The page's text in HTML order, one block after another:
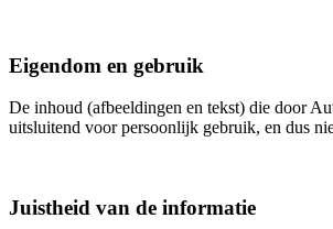
Eigendom en gebruik
De inhoud (afbeeldingen en tekst) die door
uitsluitend voor persoonlijk gebruik, en dus
Juistheid van de informatie